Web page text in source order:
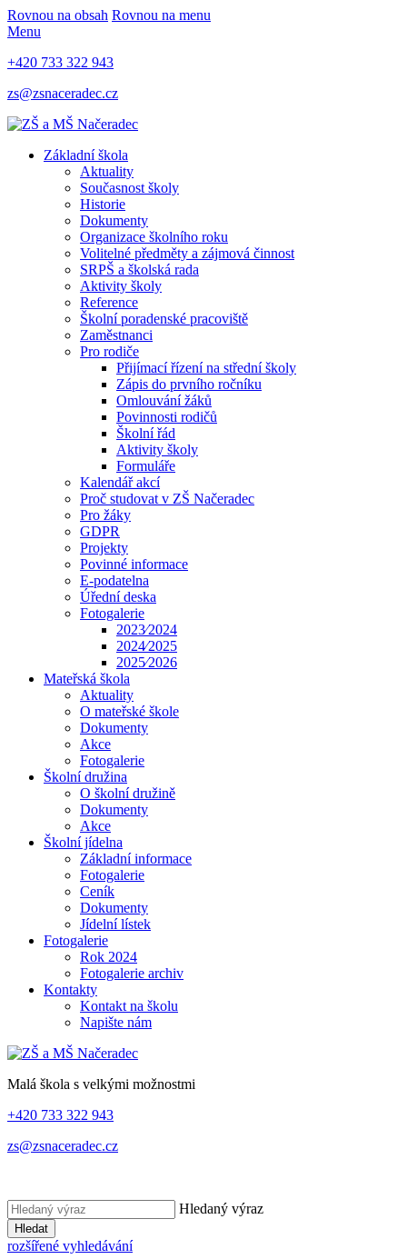
Rovnou na obsah Rovnou na menu
Menu
+420 733 322 943
zs@zsnaceradec.cz
Základní škola
Aktuality
Současnost školy
Historie
Dokumenty
Organizace školního roku
Volitelné předměty a zájmová činnost
SRPŠ a školská rada
Aktivity školy
Reference
Školní poradenské pracoviště
Zaměstnanci
Pro rodiče
Přijímací řízení na střední školy
Zápis do prvního ročníku
Omlouvání žáků
Povinnosti rodičů
Školní řád
Aktivity školy
Formuláře
Kalendář akcí
Proč studovat v ZŠ Načeradec
Pro žáky
GDPR
Projekty
Povinné informace
E-podatelna
Úřední deska
Fotogalerie
2023⁄2024
2024⁄2025
2025⁄2026
Mateřská škola
Aktuality
O mateřské škole
Dokumenty
Akce
Fotogalerie
Školní družina
O školní družině
Dokumenty
Akce
Školní jídelna
Základní informace
Fotogalerie
Ceník
Dokumenty
Jídelní lístek
Fotogalerie
Rok 2024
Fotogalerie archiv
Kontakty
Kontakt na školu
Napište nám
Malá škola s velkými možnostmi
+420 733 322 943
zs@zsnaceradec.cz
Hledaný výraz
Hledat
rozšířené vyhledávání